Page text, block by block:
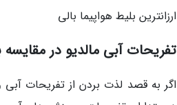
ارزانترین بلیط هواپیما بالی
تفریحات آبی مالدیو در مقایسه
اگر به قصد لذت بردن از تفریحات آبی